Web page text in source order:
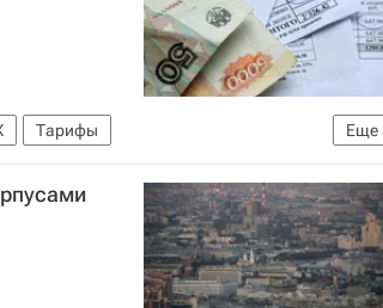
Еще
Тарифы
Россия